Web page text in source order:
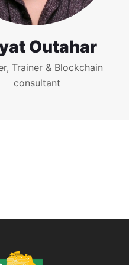
Outahar
Trainer & Blockchain
consultant